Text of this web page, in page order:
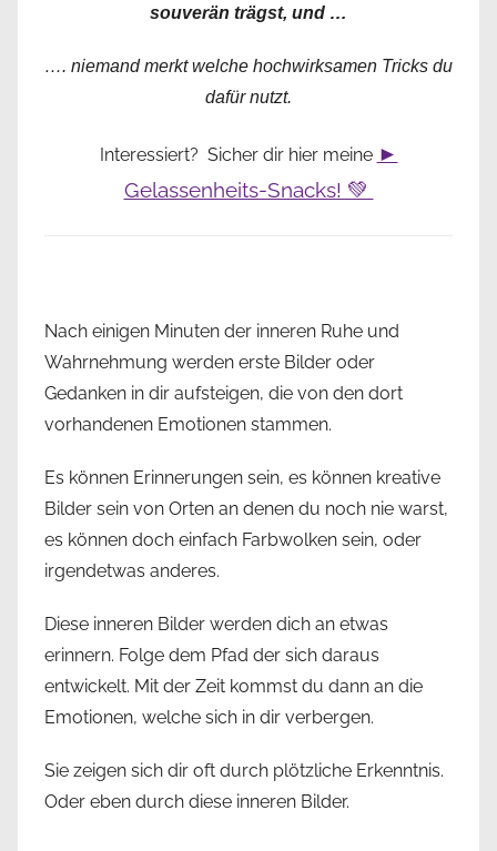
souverän trägst, und …
…. niemand merkt welche hochwirksamen Tricks du
dafür nutzt.
Interessiert? Sicher dir hier meine ►
Gelassenheits-Snacks! 💚
Nach einigen Minuten der inneren Ruhe und
Wahrnehmung werden erste Bilder oder
Gedanken in dir aufsteigen, die von den dort
vorhandenen Emotionen stammen.
Es können Erinnerungen sein, es können kreative
Bilder sein von Orten an denen du noch nie warst,
es können doch einfach Farbwolken sein, oder
irgendetwas anderes.
Diese inneren Bilder werden dich an etwas
erinnern. Folge dem Pfad der sich daraus
entwickelt. Mit der Zeit kommst du dann an die
Emotionen, welche sich in dir verbergen.
Sie zeigen sich dir oft durch plötzliche Erkenntnis.
Oder eben durch diese inneren Bilder.